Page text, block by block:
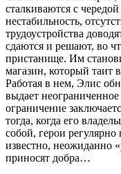
сталкиваются с
нестабильность,
трудоустройства
сдаются и решают, во
пристанище. Им
магазин, который таит
Работая в нем, Элис
выдает
ограничение
тогда, когда его
собой, герои
известно, неожиданно
приносят добра…